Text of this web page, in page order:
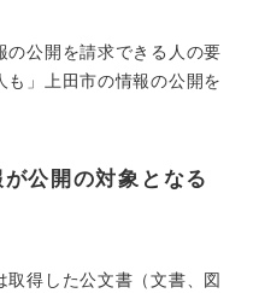
公開を請求できる人の要
」上田市の情報の公開を
公開の対象となる
得した公文書（文書、図